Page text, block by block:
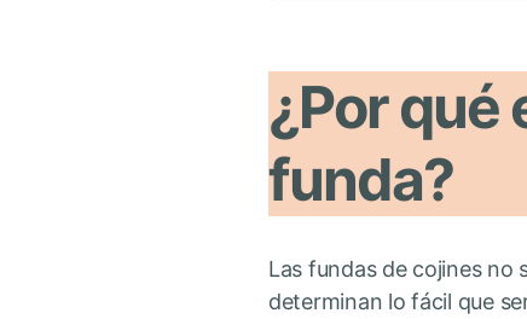
¿Por qué
funda?
Las fundas de cojines no
determinan lo fácil que